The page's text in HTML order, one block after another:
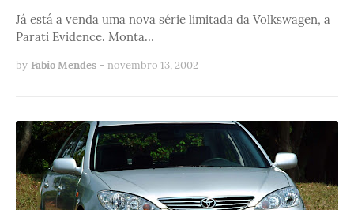
Já está a venda uma nova série limitada da Volkswagen, a
Parati Evidence. Monta…
by Fabio Mendes - novembro 13, 2002